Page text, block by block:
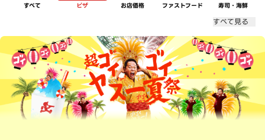
すべて ピザ お店価格 ファストフード 寿司・海鮮
すべて見る
超ゴイゴイヤスー夏祭